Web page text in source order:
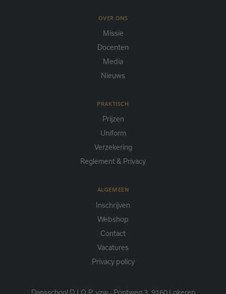
OVER ONS
Missie
Docenten
Media
Nieuws
PRAKTISCH
Prijzen
Uniform
Verzekering
Reglement & Privacy
ALGEMEEN
Inschrijven
Webshop
Contact
Vacatures
Privacy policy
Dansschool D.I.O.P. vzw - Pontweg 3, 9160 Lokeren